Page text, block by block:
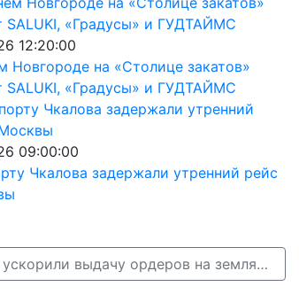
12:20:00
Новгороде на «Столице закатов»
SALUKI, «Градусы» и ГУДТАЙМС
09:00:00
Чкалова задержали утренний рейс
В Нижнем Новгороде в 7,5 раза ускорили выдачу ордеров на земляные работы →